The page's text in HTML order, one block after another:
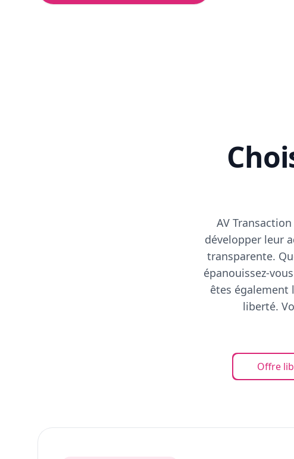
AV
développer leur
transparente.
épanouissez-
êtes également
liberté.
Offre